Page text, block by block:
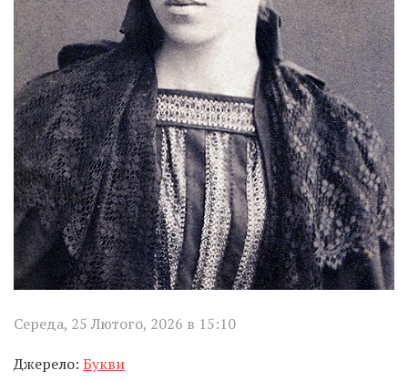
Середа, 25 Лютого, 2026 в 15:10
Джерело: Букви